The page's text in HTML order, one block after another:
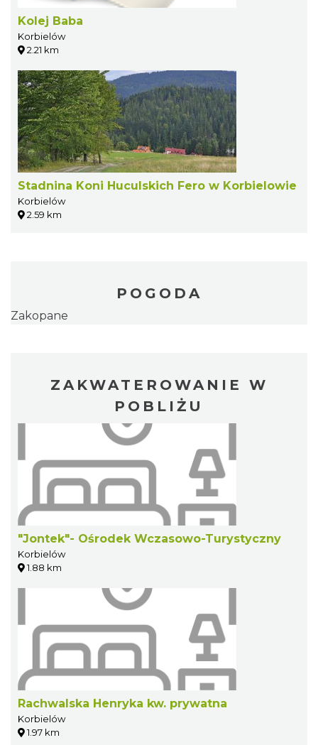
Kolej Baba
Korbielów
2.21 km
Stadnina Koni Huculskich Fero w Korbielowie
Korbielów
2.59 km
POGODA
Zakopane
ZAKWATEROWANIE W
POBLIŻU
"Jontek"- Ośrodek Wczasowo-Turystyczny
Korbielów
1.88 km
Rachwalska Henryka kw. prywatna
Korbielów
1.97 km